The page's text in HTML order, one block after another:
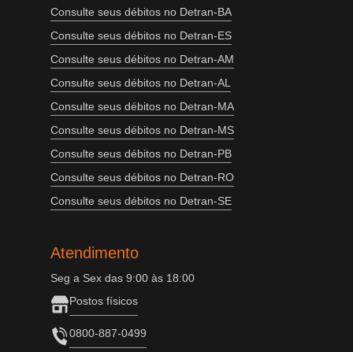
Consulte seus débitos no Detran-BA
Consulte seus débitos no Detran-ES
Consulte seus débitos no Detran-AM
Consulte seus débitos no Detran-AL
Consulte seus débitos no Detran-MA
Consulte seus débitos no Detran-MS
Consulte seus débitos no Detran-PB
Consulte seus débitos no Detran-RO
Consulte seus débitos no Detran-SE
Atendimento
Seg a Sex das 9:00 às 18:00
Postos físicos
0800-887-0499